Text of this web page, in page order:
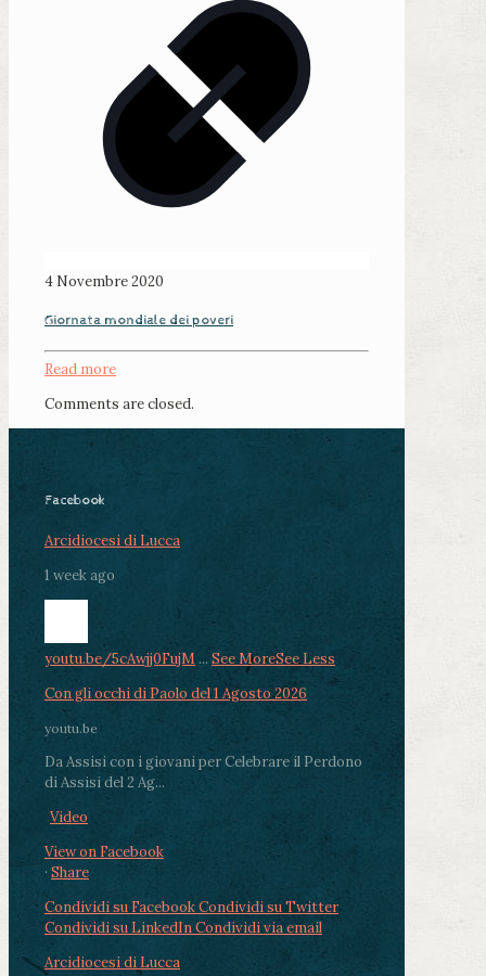
4 Novembre 2020
Giornata mondiale dei poveri
Read more
Comments are closed.
Facebook
Arcidiocesi di Lucca
1 week ago
youtu.be/5cAwjj0FujM ... See MoreSee Less
Con gli occhi di Paolo del 1 Agosto 2026
youtu.be
Da Assisi con i giovani per Celebrare il Perdono
di Assisi del 2 Ag...
Video
View on Facebook
· Share
Condividi su FacebookCondividi su Twitter
Condividi su LinkedInCondividi via email
Arcidiocesi di Lucca